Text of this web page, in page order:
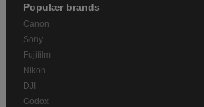
Populær brands
Canon
Sony
Fujifilm
Nikon
DJI
Godox